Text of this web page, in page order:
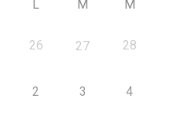
L M M
26 27 28
2 3 4